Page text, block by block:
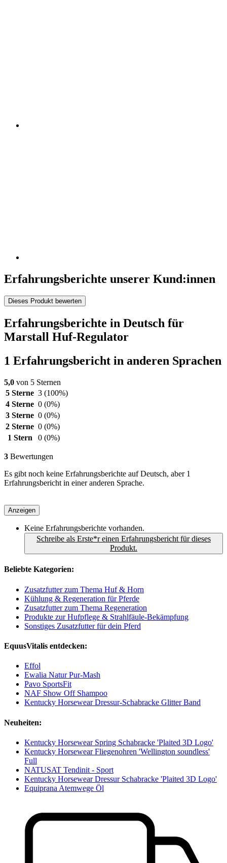
Erfahrungsberichte unserer Kund:innen
Dieses Produkt bewerten
Erfahrungsberichte in Deutsch für
Marstall Huf-Regulator
1 Erfahrungsbericht in anderen Sprachen
5,0 von 5 Sternen
5 Sterne 3 (100%)
4 Sterne 0 (0%)
3 Sterne 0 (0%)
2 Sterne 0 (0%)
1 Stern
0 (0%)
3 Bewertungen
Es gibt noch keine Erfahrungsberichte auf Deutsch, aber 1
Erfahrungsbericht in einer anderen Sprache.
Anzeigen
Keine Erfahrungsberichte vorhanden.
Schreibe als Erste*r einen Erfahrungsbericht für dieses
Produkt.
Beliebte Kategorien:
Zusatzfutter zum Thema Huf & Horn
Kühlung & Regeneration für Pferde
Zusatzfutter zum Thema Regeneration
Produkte zur Hufpflege & Strahlfäule-Bekämpfung
Sonstiges Zusatzfutter für dein Pferd
EquusVitalis entdecken:
Effol
Ewalia Natur Pur-Mash
Pavo SportsFit
NAF Show Off Shampoo
Kentucky Horsewear Dressur-Schabracke Glitter Band
Neuheiten:
Kentucky Horsewear Spring Schabracke 'Plaited 3D Logo'
Kentucky Horsewear Fliegenohren 'Wellington soundless'
Full
NATUSAT Tendinit - Sport
Kentucky Horsewear Dressur Schabracke 'Plaited 3D Logo'
Equiprana Atemwege Öl